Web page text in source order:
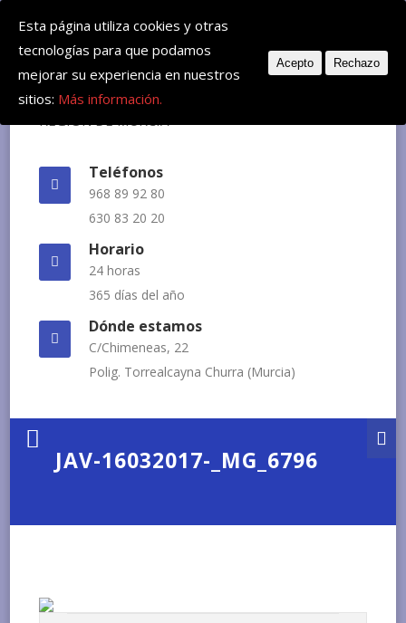
Deje su mensaje: huvemur@veterinariourgente.com
Teléfonos
968 89 92 80
630 83 20 20
Horario
24 horas
365 días del año
Dónde estamos
C/Chimeneas, 22
Polig. Torrealcayna Churra (Murcia)
JAV-16032017-_MG_6796
Esta página utiliza cookies y otras
tecnologías para que podamos
mejorar su experiencia en nuestros
sitios: Más información.
Acepto Rechazo